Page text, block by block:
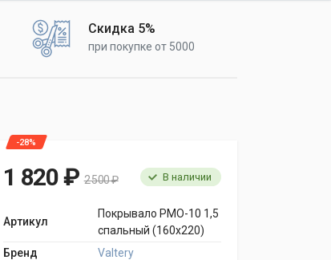
Скидка 5%
при покупке от 5000
-28%
1 820 ₽ 2 500 ₽ В наличии
Артикул
Покрывало PMO-10 1,5
спальный (160x220)
Бренд
Valtery